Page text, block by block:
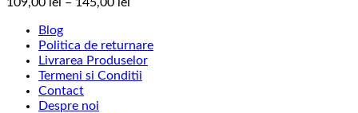
109,00 lei
până
la
Blog
Politica de returnare
Livrarea Produselor
Termeni si Conditii
Contact
Despre noi